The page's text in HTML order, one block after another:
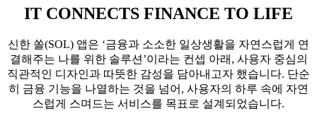
IT CONNECTS FINANCE TO LIFE
신한 쏠(SOL) 앱은 ‘금융과 소소한 일상생활을 자연스럽게 연
결해주는 나를 위한 솔루션’이라는 컨셉 아래, 사용자 중심의
직관적인 디자인과 따뜻한 감성을 담아내고자 했습니다. 단순
히 금융 기능을 나열하는 것을 넘어, 사용자의 하루 속에 자연
스럽게 스며드는 서비스를 목표로 설계되었습니다.